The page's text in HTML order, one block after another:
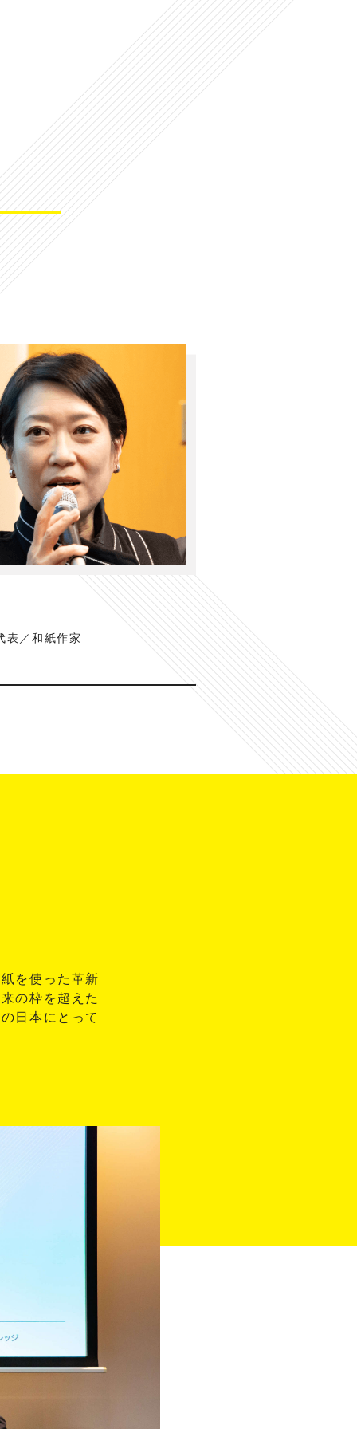
表／和紙作家
を使った革新
の枠を超えた
日本にとって